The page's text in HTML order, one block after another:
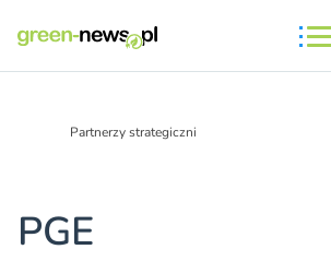
Partnerzy strategiczni
PGE